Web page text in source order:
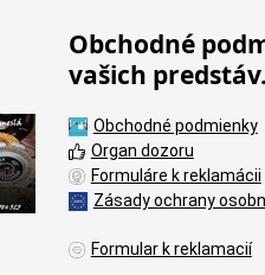
Obchodné
vašich predstáv.
Obchodné podmienky
Organ dozoru
Formuláre k reklamácii
Zásady ochrany
Formular k reklamacií